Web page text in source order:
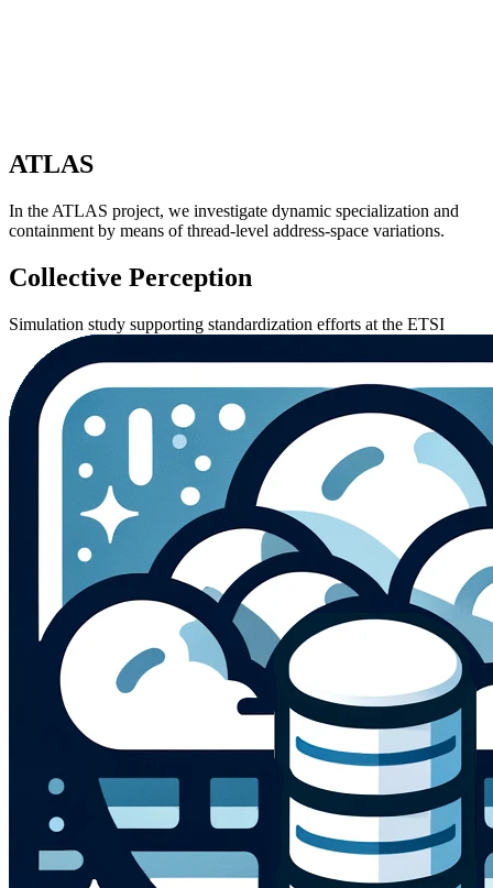
ATLAS
In the ATLAS project, we investigate dynamic specialization and
containment by means of thread-level address-space variations.
Collective Perception
Simulation study supporting standardization efforts at the ETSI